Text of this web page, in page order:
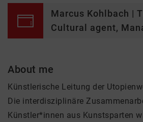
Marcus Kohlbach |
Cultural agent,
About me
Künstlerische Leitung der
Die interdisziplinäre
Künstler*innen aus Kunstsparten